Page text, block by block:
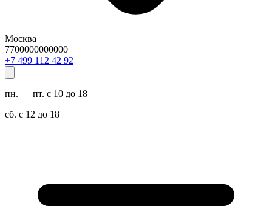
Москва
7700000000000
29 24 211 994 7+
пн. — пт. с 10 до 18
сб. с 12 до 18